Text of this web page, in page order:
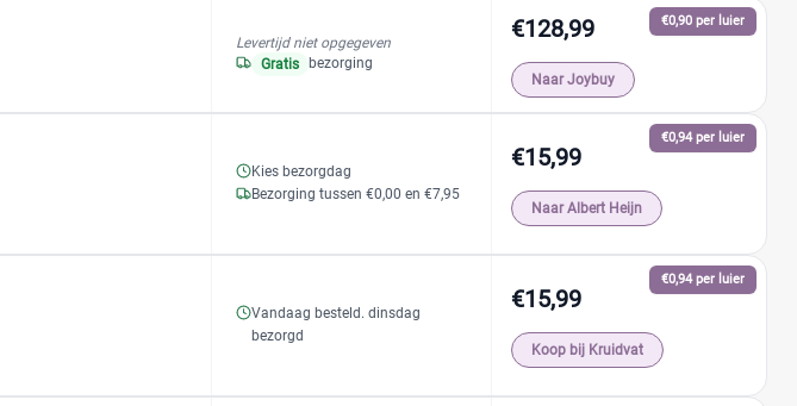
Levertijd niet opgegeven
Gratis bezorging
€0,90 per luier
€128,99
Naar Joybuy
Kies bezorgdag
Bezorging tussen €0,00 en €7,95
€0,94 per luier
€15,99
Naar Albert Heijn
Vandaag besteld. dinsdag
bezorgd
€0,94 per luier
€15,99
Koop bij Kruidvat